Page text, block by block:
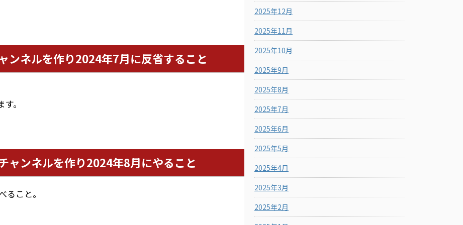
ンネルを作り2024年7月に反省すること
。
ャンネルを作り2024年8月にやること
こと。
2025年12月
2025年11月
2025年10月
2025年9月
2025年8月
2025年7月
2025年6月
2025年5月
2025年4月
2025年3月
2025年2月